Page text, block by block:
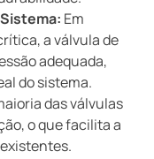
Em
a válvula de
adequada,
do sistema.
das válvulas
o que facilita a